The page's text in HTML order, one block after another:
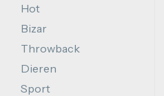
Hot
Bizar
Throwback
Dieren
Sport